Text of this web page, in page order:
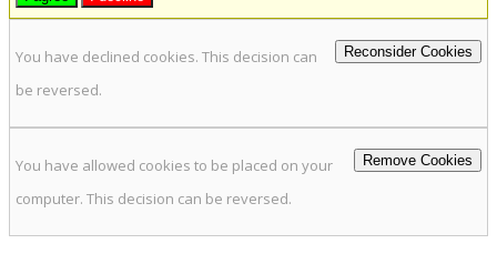
Reconsider Cookies
You have declined cookies. This decision can
be reversed.
Remove Cookies
You have allowed cookies to be placed on your
computer. This decision can be reversed.